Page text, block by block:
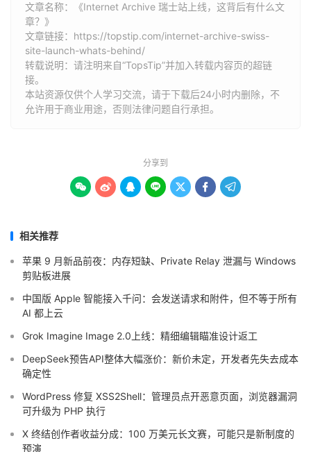
文章名称：《Internet Archive 瑞士站上线，这背后有什么文
章？》
文章链接： https://topstip.com/internet-archive-swiss-
site-launch-whats-behind/
转载说明：请注明来自“TopsTip”并加入转载内容页的超链
接。
本站资源仅供个人学习交流，请于下载后24小时内删除，不
允许用于商业用途，否则法律问题自行承担。
分享到
      
相关推荐
苹果 9 月新品前夜：内存短缺、Private Relay 泄漏与 Windows
剪贴板进展
中国版 Apple 智能接入千问：会发送请求和附件，但不等于所有
AI 都上云
Grok Imagine Image 2.0上线：精细编辑瞄准设计返工
DeepSeek预告API整体大幅涨价：新价未定，开发者先失去成本
确定性
WordPress 修复 XSS2Shell：管理员点开恶意页面，浏览器漏洞
可升级为 PHP 执行
X 终结创作者收益分成：100 万美元长文赛，可能只是新制度的
预演